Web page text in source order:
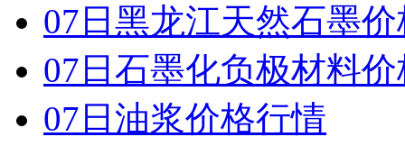
07日黑龙江天然石墨
07日石墨化负极材料
07日油浆价格行情